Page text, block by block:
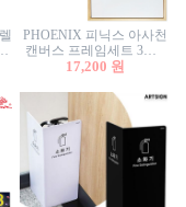
PHOENIX 피닉스 아사천
캔버스 프레임세트 3호F
27.3x22cm 캔버스와 올림
17,200 원